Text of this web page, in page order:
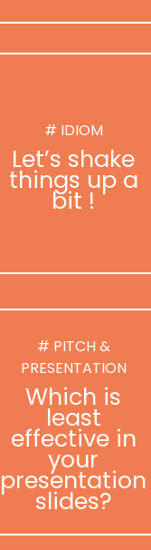
# IDIOM
Let’s shake
things up a
bit !
# PITCH &
PRESENTATION
Which is
least
effective in
your
presentation
slides?